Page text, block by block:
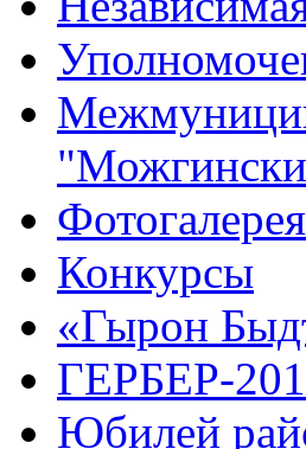
Фотогалерея
Конкурсы
«Гырон
ГЕРБЕР-
Юбилей